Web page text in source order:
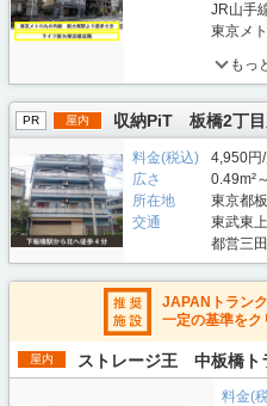
JR山手
東京メ
もっ
PR 屋内 収納PiT 板橋2丁
料金(税込)
4,950円
広さ
0.49m²
所在地
東京都
交通
東武東
都営三
JAPANトラン
一定の基準をク
屋内 ストレージ王 中板橋ト
料金(